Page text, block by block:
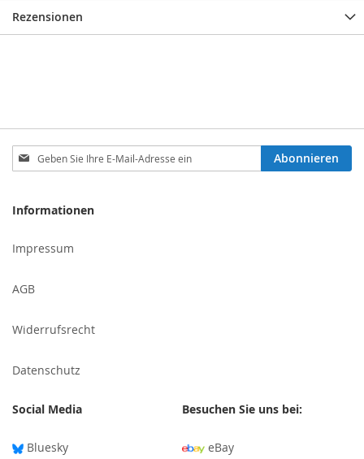
Rezensionen
Melden
Sie
unseren
an:
Abonnieren
Informationen
Impressum
AGB
Widerrufsrecht
Datenschutz
Social Media
Bluesky
Besuchen Sie uns bei:
eBay